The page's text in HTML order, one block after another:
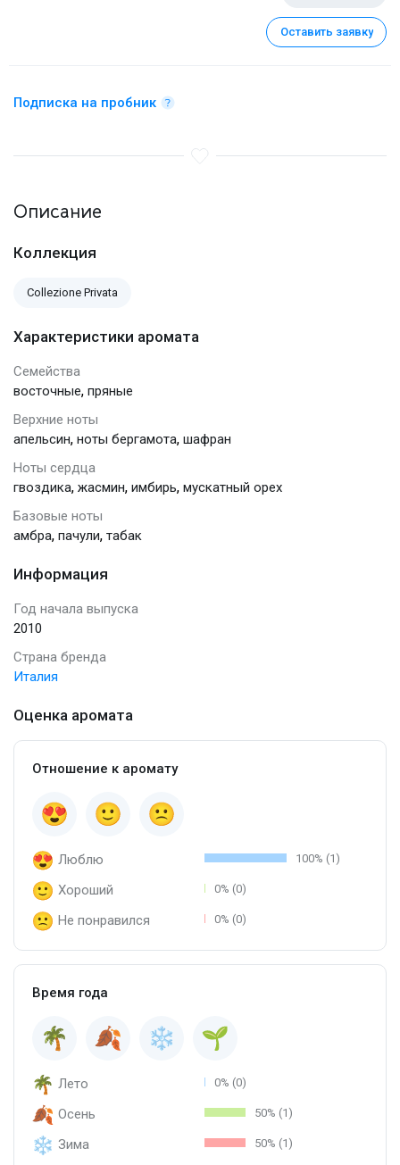
Оставить заявку
Подписка на пробник
Описание
Коллекция
Collezione Privata
Характеристики аромата
Семейства
восточные, пряные
Верхние ноты
апельсин, ноты бергамота, шафран
Ноты сердца
гвоздика, жасмин, имбирь, мускатный орех
Базовые ноты
амбра, пачули, табак
Информация
Год начала выпуска
2010
Страна бренда
Италия
Оценка аромата
Отношение к аромату
Люблю 100% (1)
Хороший 0% (0)
Не понравился 0% (0)
Время года
Лето 0% (0)
Осень 50% (1)
Зима 50% (1)